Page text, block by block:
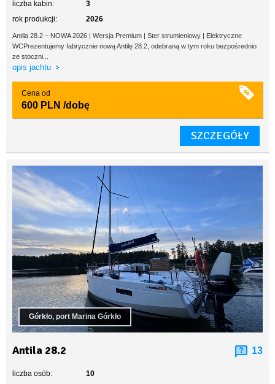
liczba kabin:
3
rok produkcji:
2026
Antila 28.2 – NOWA 2026 | Wersja Premium | Ster strumieniowy | Elektryczne
WCPrezentujemy fabrycznie nową Antilę 28.2, odebraną w tym roku bezpośrednio
ze stoczni...
opis jachtu
Cena od
600 PLN /dobę
SZCZEGÓŁY
Górkło, port Marina Górkło
Antila 28.2 13
liczba osób:
10